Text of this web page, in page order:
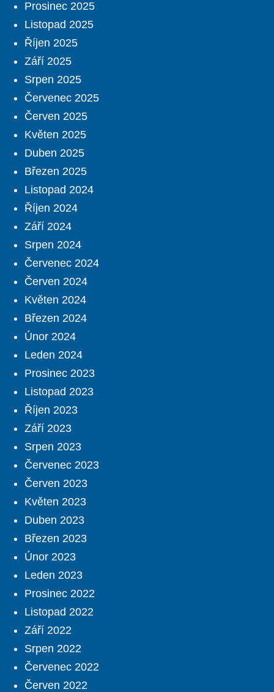
Prosinec 2025
Listopad 2025
Říjen 2025
Září 2025
Srpen 2025
Červenec 2025
Červen 2025
Květen 2025
Duben 2025
Březen 2025
Listopad 2024
Říjen 2024
Září 2024
Srpen 2024
Červenec 2024
Červen 2024
Květen 2024
Březen 2024
Únor 2024
Leden 2024
Prosinec 2023
Listopad 2023
Říjen 2023
Září 2023
Srpen 2023
Červenec 2023
Červen 2023
Květen 2023
Duben 2023
Březen 2023
Únor 2023
Leden 2023
Prosinec 2022
Listopad 2022
Září 2022
Srpen 2022
Červenec 2022
Červen 2022